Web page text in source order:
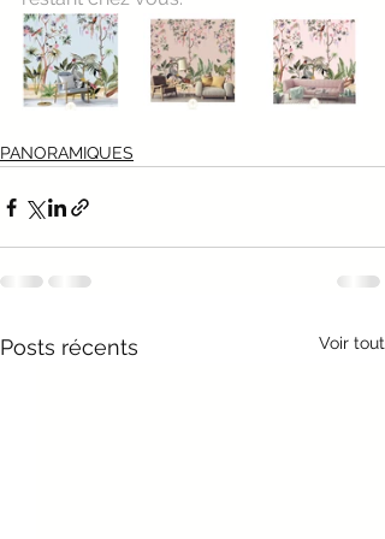
PANORAMIQUES
Posts récents Voir tout